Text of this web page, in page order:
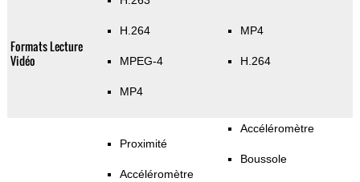
Formats Lecture
Vidéo
H.264
MPEG-4
MP4
MP4
H.264
Proximité
Accéléromètre
Accéléromètre
Boussole